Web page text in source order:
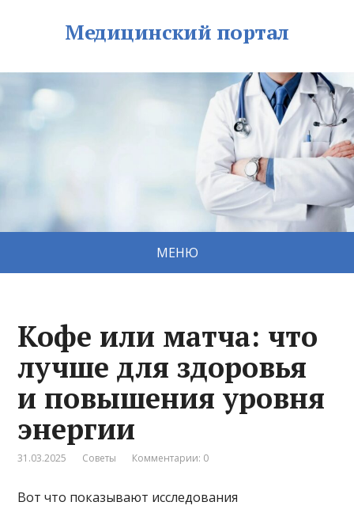
Медицинский портал
МЕНЮ
Кофе или матча: что
лучше для здоровья
и повышения уровня
энергии
31.03.2025 Советы Комментарии: 0
Вот что показывают исследования